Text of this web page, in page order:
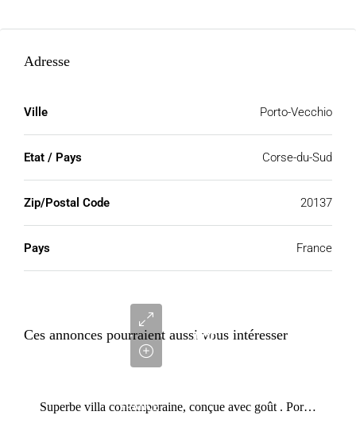
Adresse
Ville Porto-Vecchio
Etat / Pays Corse-du-Sud
Zip/Postal Code 20137
Pays France
Ces annonces pourraient aussi vous intéresser
FRANCE
000
Superbe villa contemporaine, conçue avec goût . Porto Vecchio